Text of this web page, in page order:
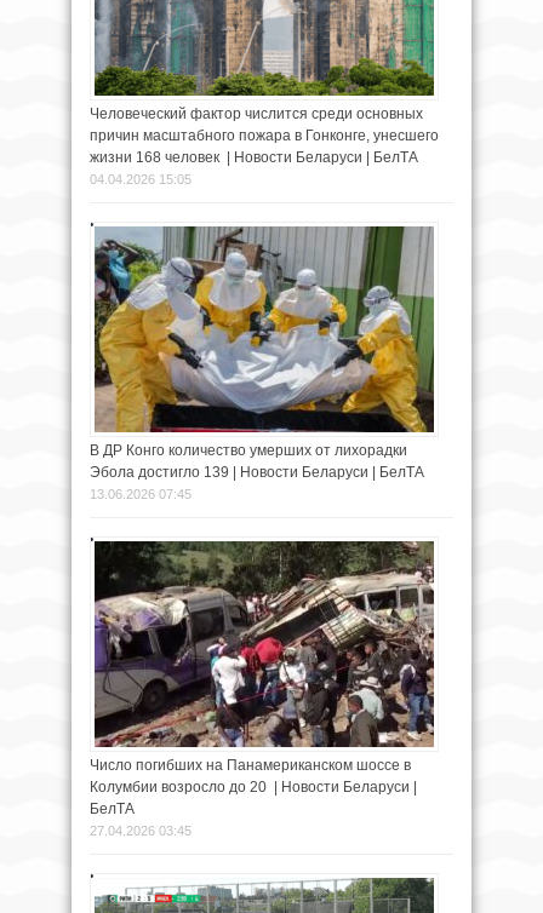
Человеческий фактор числится среди основных
причин масштабного пожара в Гонконге, унесшего
жизни 168 человек | Новости Беларуси | БелТА
04.04.2026 15:05
В ДР Конго количество умерших от лихорадки
Эбола достигло 139 | Новости Беларуси | БелТА
13.06.2026 07:45
Число погибших на Панамериканском шоссе в
Колумбии возросло до 20 | Новости Беларуси |
БелТА
27.04.2026 03:45